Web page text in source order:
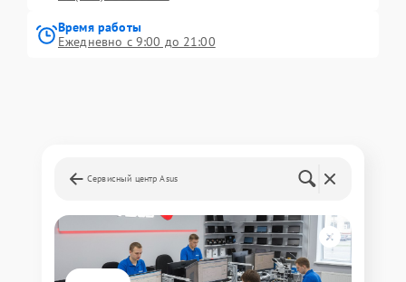
Время работы
Ежедневно с 9:00 до 21:00
Сервисный центр Asus